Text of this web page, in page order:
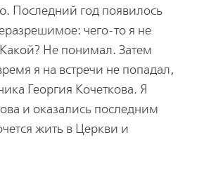
Последний год появилось
чего-то я не
Не понимал. Затем
я на встречи не попадал,
Георгия Кочеткова. Я
и оказались последним
жить в Церкви и